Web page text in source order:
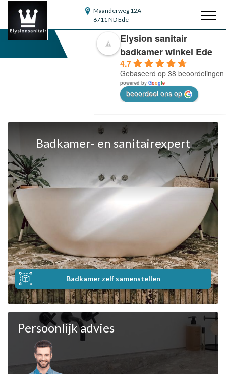
Gratis 3D tekening
Maanderweg 12A
6711 ND Ede
Elysion sanitair
badkamer winkel Ede
4.7
Gebaseerd op 38 beoordelingen
powered by Google
beoordeel ons op
Badkamer- en sanitairexpert
Badkamer zelf samenstellen
Persoonlijk advies